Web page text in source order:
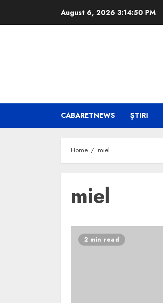
August 6, 2026 3:14:50 PM
CABARETNEWS ȘTIRI
Home miel
miel
2 min read